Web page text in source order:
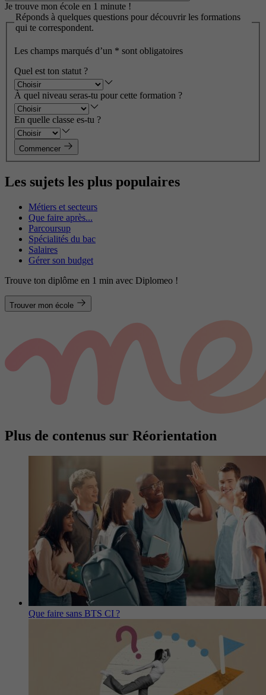
Je trouve mon école en 1 minute !
Réponds à quelques questions pour découvrir les formations
qui te correspondent.
Les champs marqués d’un * sont obligatoires
Quel est ton statut ?
À quel niveau seras-tu pour cette formation ?
En quelle classe es-tu ?
Commencer
Les sujets les plus populaires
Métiers et secteurs
Que faire après...
Parcoursup
Spécialités du bac
Salaires
Gérer son budget
Trouve ton diplôme en 1 min avec Diplomeo !
Trouver mon école
Plus de contenus sur Réorientation
Que faire sans BTS CI ?